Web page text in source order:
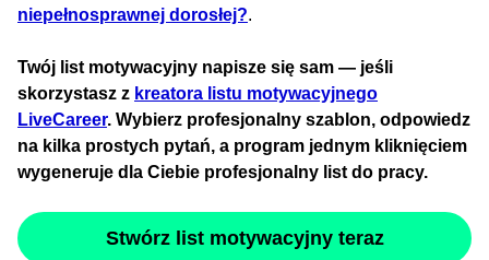
niepełnosprawnej dorosłej?.
Twój list motywacyjny napisze się sam — jeśli
skorzystasz z kreatora listu motywacyjnego
LiveCareer. Wybierz profesjonalny szablon, odpowiedz
na kilka prostych pytań, a program jednym kliknięciem
wygeneruje dla Ciebie profesjonalny list do pracy.
Stwórz list motywacyjny teraz